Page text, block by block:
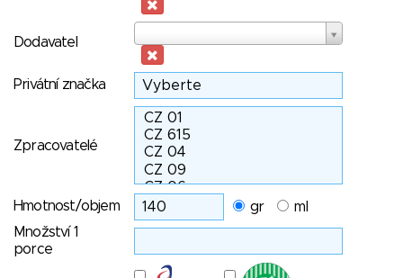
Dodavatel
Privátní značka
Zpracovatelé
Hmotnost/objem gr
ml
Množství 1
porce